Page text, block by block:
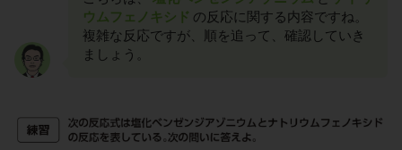
ウムフェノキシド の反応に関する内容ですね。
複雑な反応ですが、順を追って、確認していき
ましょう。